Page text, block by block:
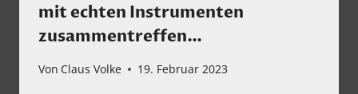
mit echten Instrumenten
zusammentreffen…
Von Claus Volke 19. Februar 2023